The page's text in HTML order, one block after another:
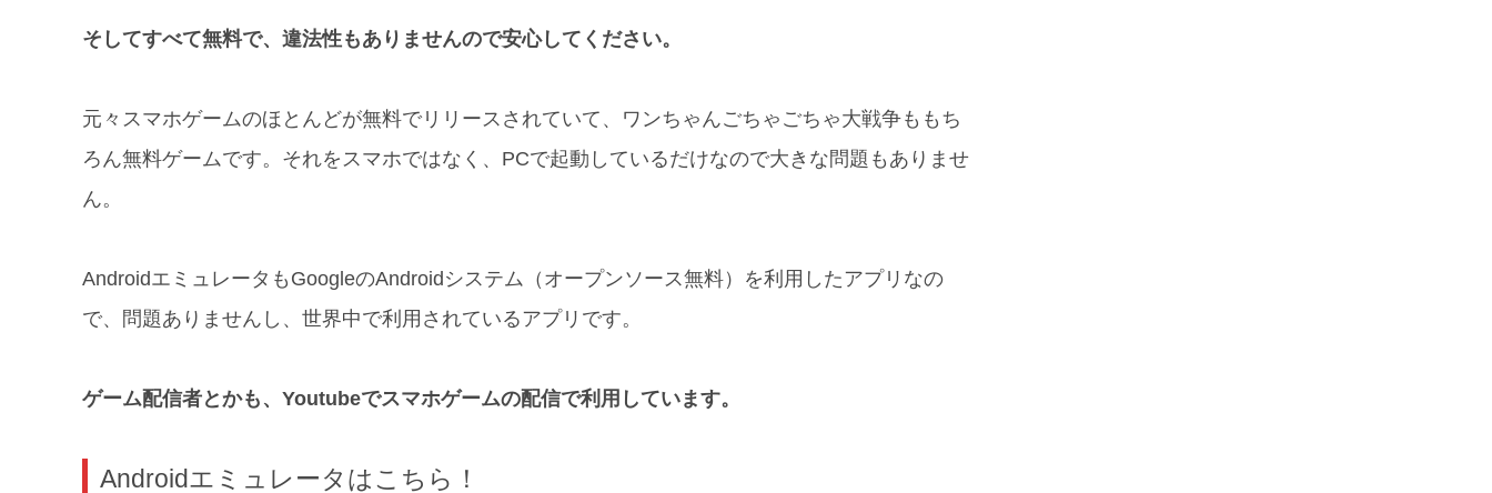
そしてすべて無料で、違法性もありませんので安心してください。
元々スマホゲームのほとんどが無料でリリースされていて、ワンちゃんごちゃごちゃ大戦争ももち
ろん無料ゲームです。それをスマホではなく、PCで起動しているだけなので大きな問題もありませ
ん。
AndroidエミュレータもGoogleのAndroidシステム（オープンソース無料）を利用したアプリなの
で、問題ありませんし、世界中で利用されているアプリです。
ゲーム配信者とかも、Youtubeでスマホゲームの配信で利用しています。
Androidエミュレータはこちら！